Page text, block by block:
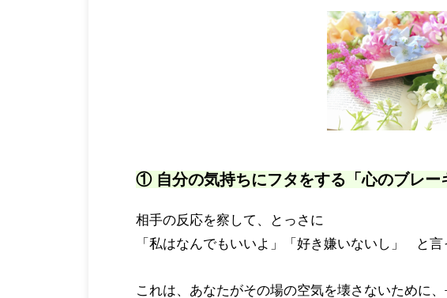
① 自分の気持ちにフタをする「心のブレー
相手の反応を察して、とっさに
「私はなんでもいいよ」「好き嫌いないし」
と言
これは、あなたがその場の空気を壊さないために